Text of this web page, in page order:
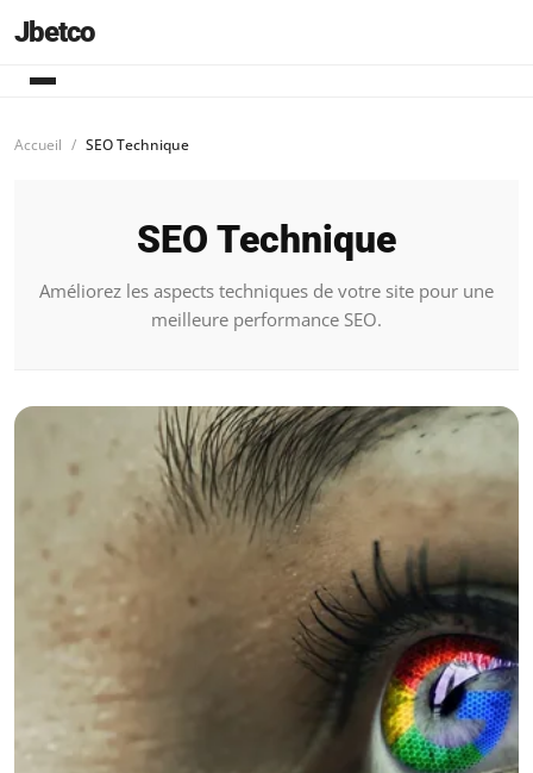
Jbetco
Accueil SEO Technique
SEO Technique
Améliorez les aspects techniques de votre site pour une
meilleure performance SEO.